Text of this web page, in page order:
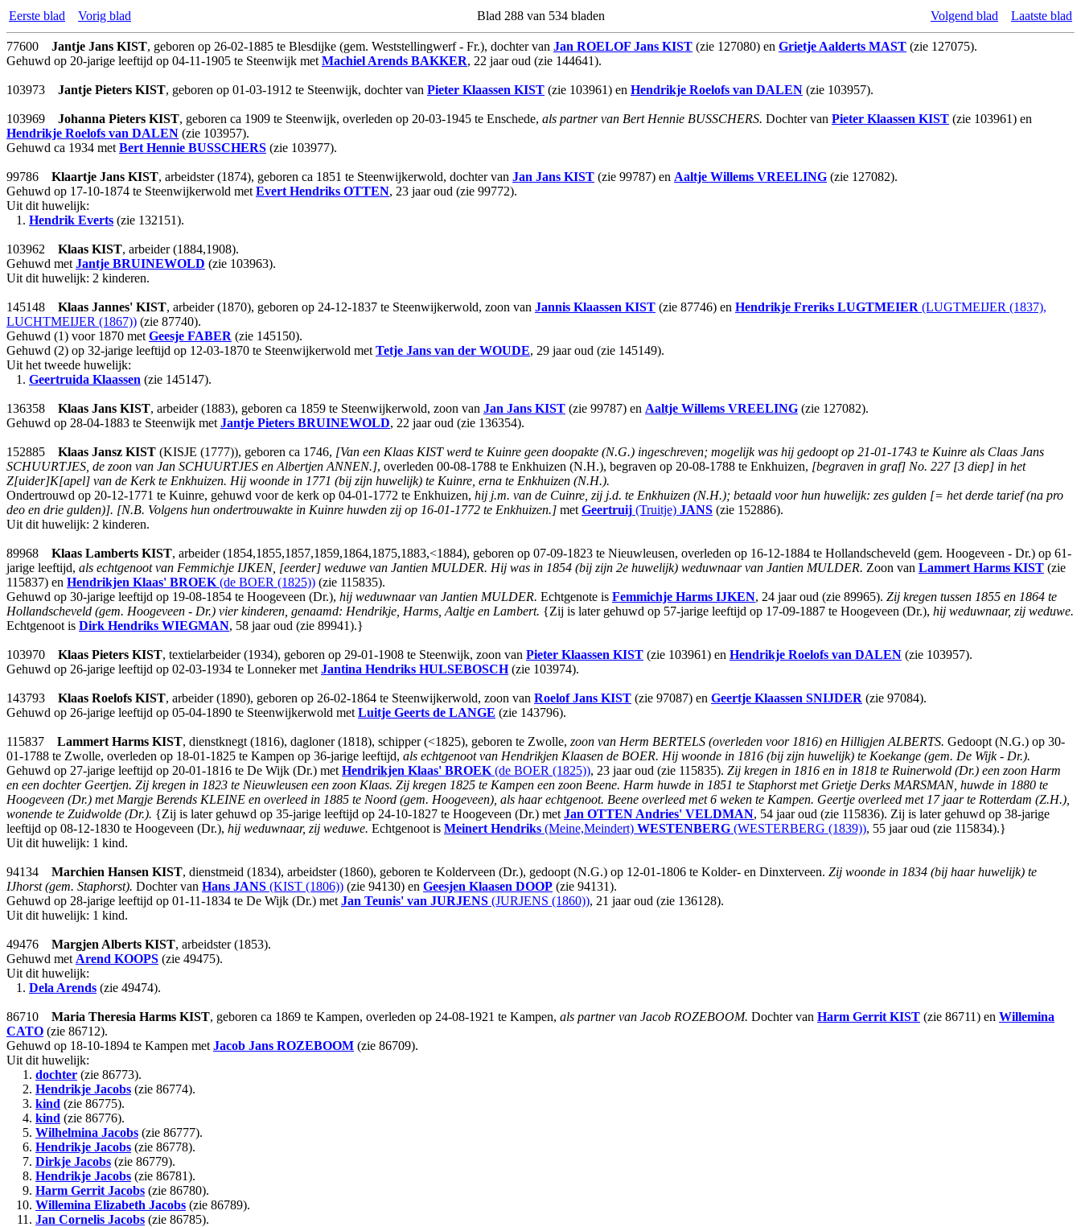
Eerste blad Vorig blad Blad 288 van 534 bladen Volgend blad Laatste blad
77600 Jantje Jans KIST, geboren op 26-02-1885 te Blesdijke (gem. Weststellingwerf - Fr.), dochter van Jan ROELOF Jans KIST (zie 127080) en Grietje Aalderts MAST (zie 127075).
Gehuwd op 20-jarige leeftijd op 04-11-1905 te Steenwijk met Machiel Arends BAKKER, 22 jaar oud (zie 144641).
103973 Jantje Pieters KIST, geboren op 01-03-1912 te Steenwijk, dochter van Pieter Klaassen KIST (zie 103961) en Hendrikje Roelofs van DALEN (zie 103957).
103969 Johanna Pieters KIST, geboren ca 1909 te Steenwijk, overleden op 20-03-1945 te Enschede, als partner van Bert Hennie BUSSCHERS. Dochter van Pieter Klaassen KIST (zie 103961) en
Hendrikje Roelofs van DALEN (zie 103957).
Gehuwd ca 1934 met Bert Hennie BUSSCHERS (zie 103977).
99786 Klaartje Jans KIST, arbeidster (1874), geboren ca 1851 te Steenwijkerwold, dochter van Jan Jans KIST (zie 99787) en Aaltje Willems VREELING (zie 127082).
Gehuwd op 17-10-1874 te Steenwijkerwold met Evert Hendriks OTTEN, 23 jaar oud (zie 99772).
Uit dit huwelijk:
1. Hendrik Everts (zie 132151).
103962 Klaas KIST, arbeider (1884,1908).
Gehuwd met Jantje BRUINEWOLD (zie 103963).
Uit dit huwelijk: 2 kinderen.
145148 Klaas Jannes' KIST, arbeider (1870), geboren op 24-12-1837 te Steenwijkerwold, zoon van Jannis Klaassen KIST (zie 87746) en Hendrikje Freriks LUGTMEIER (LUGTMEIJER (1837),
LUCHTMEIJER (1867)) (zie 87740).
Gehuwd (1) voor 1870 met Geesje FABER (zie 145150).
Gehuwd (2) op 32-jarige leeftijd op 12-03-1870 te Steenwijkerwold met Tetje Jans van der WOUDE, 29 jaar oud (zie 145149).
Uit het tweede huwelijk:
1. Geertruida Klaassen (zie 145147).
136358 Klaas Jans KIST, arbeider (1883), geboren ca 1859 te Steenwijkerwold, zoon van Jan Jans KIST (zie 99787) en Aaltje Willems VREELING (zie 127082).
Gehuwd op 28-04-1883 te Steenwijk met Jantje Pieters BRUINEWOLD, 22 jaar oud (zie 136354).
152885 Klaas Jansz KIST (KISJE (1777)), geboren ca 1746, [Van een Klaas KIST werd te Kuinre geen doopakte (N.G.) ingeschreven; mogelijk was hij gedoopt op 21-01-1743 te Kuinre als Claas Jans
SCHUURTJES, de zoon van Jan SCHUURTJES en Albertjen ANNEN.], overleden 00-08-1788 te Enkhuizen (N.H.), begraven op 20-08-1788 te Enkhuizen, [begraven in graf] No. 227 [3 diep] in het
Z[uider]K[apel] van de Kerk te Enkhuizen. Hij woonde in 1771 (bij zijn huwelijk) te Kuinre, erna te Enkhuizen (N.H.).
Ondertrouwd op 20-12-1771 te Kuinre, gehuwd voor de kerk op 04-01-1772 te Enkhuizen, hij j.m. van de Cuinre, zij j.d. te Enkhuizen (N.H.); betaald voor hun huwelijk: zes gulden [= het derde tarief (na pro
deo en drie gulden)]. [N.B. Volgens hun ondertrouwakte in Kuinre huwden zij op 16-01-1772 te Enkhuizen.] met Geertruij (Truitje) JANS (zie 152886).
Uit dit huwelijk: 2 kinderen.
89968 Klaas Lamberts KIST, arbeider (1854,1855,1857,1859,1864,1875,1883,<1884), geboren op 07-09-1823 te Nieuwleusen, overleden op 16-12-1884 te Hollandscheveld (gem. Hoogeveen - Dr.) op 61-
jarige leeftijd, als echtgenoot van Femmichje IJKEN, [eerder] weduwe van Jantien MULDER. Hij was in 1854 (bij zijn 2e huwelijk) weduwnaar van Jantien MULDER. Zoon van Lammert Harms KIST (zie
115837) en Hendrikjen Klaas' BROEK (de BOER (1825)) (zie 115835).
Gehuwd op 30-jarige leeftijd op 19-08-1854 te Hoogeveen (Dr.), hij weduwnaar van Jantien MULDER. Echtgenote is Femmichje Harms IJKEN, 24 jaar oud (zie 89965). Zij kregen tussen 1855 en 1864 te
Hollandscheveld (gem. Hoogeveen - Dr.) vier kinderen, genaamd: Hendrikje, Harms, Aaltje en Lambert. {Zij is later gehuwd op 57-jarige leeftijd op 17-09-1887 te Hoogeveen (Dr.), hij weduwnaar, zij weduwe.
Echtgenoot is Dirk Hendriks WIEGMAN, 58 jaar oud (zie 89941).}
103970 Klaas Pieters KIST, textielarbeider (1934), geboren op 29-01-1908 te Steenwijk, zoon van Pieter Klaassen KIST (zie 103961) en Hendrikje Roelofs van DALEN (zie 103957).
Gehuwd op 26-jarige leeftijd op 02-03-1934 te Lonneker met Jantina Hendriks HULSEBOSCH(zie 103974).
143793 Klaas Roelofs KIST, arbeider (1890), geboren op 26-02-1864 te Steenwijkerwold, zoon van Roelof Jans KIST (zie 97087) en Geertje Klaassen SNIJDER (zie 97084).
Gehuwd op 26-jarige leeftijd op 05-04-1890 te Steenwijkerwold met Luitje Geerts de LANGE (zie 143796).
115837 Lammert Harms KIST, dienstknegt (1816), dagloner (1818), schipper (<1825), geboren te Zwolle, zoon van Herm BERTELS (overleden voor 1816) en Hilligjen ALBERTS. Gedoopt (N.G.) op 30-
01-1788 te Zwolle, overleden op 18-01-1825 te Kampen op 36-jarige leeftijd, als echtgenoot van Hendrikjen Klaasen de BOER. Hij woonde in 1816 (bij zijn huwelijk) te Koekange (gem. De Wijk - Dr.).
Gehuwd op 27-jarige leeftijd op 20-01-1816 te De Wijk (Dr.) met Hendrikjen Klaas' BROEK (de BOER (1825)), 23 jaar oud (zie 115835). Zij kregen in 1816 en in 1818 te Ruinerwold (Dr.) een zoon Harm
en een dochter Geertjen. Zij kregen in 1823 te Nieuwleusen een zoon Klaas. Zij kregen 1825 te Kampen een zoon Beene. Harm huwde in 1851 te Staphorst met Grietje Derks MARSMAN, huwde in 1880 te
Hoogeveen (Dr.) met Margje Berends KLEINE en overleed in 1885 te Noord (gem. Hoogeveen), als haar echtgenoot. Beene overleed met 6 weken te Kampen. Geertje overleed met 17 jaar te Rotterdam (Z.H.),
wonende te Zuidwolde (Dr.). {Zij is later gehuwd op 35-jarige leeftijd op 24-10-1827 te Hoogeveen (Dr.) met Jan OTTEN Andries' VELDMAN, 54 jaar oud (zie 115836). Zij is later gehuwd op 38-jarige
leeftijd op 08-12-1830 te Hoogeveen (Dr.), hij weduwnaar, zij weduwe. Echtgenoot is Meinert Hendriks (Meine,Meindert) WESTENBERG (WESTERBERG (1839)), 55 jaar oud (zie 115834).}
Uit dit huwelijk: 1 kind.
94134 Marchien Hansen KIST, dienstmeid (1834), arbeidster (1860), geboren te Kolderveen (Dr.), gedoopt (N.G.) op 12-01-1806 te Kolder- en Dinxterveen. Zij woonde in 1834 (bij haar huwelijk) te
IJhorst (gem. Staphorst). Dochter van Hans JANS (KIST (1806)) (zie 94130) en Geesjen Klaasen DOOP (zie 94131).
Gehuwd op 28-jarige leeftijd op 01-11-1834 te De Wijk (Dr.) met Jan Teunis' van JURJENS (JURJENS (1860)), 21 jaar oud (zie 136128).
Uit dit huwelijk: 1 kind.
49476 Margjen Alberts KIST, arbeidster (1853).
Gehuwd met Arend KOOPS (zie 49475).
Uit dit huwelijk:
1. Dela Arends (zie 49474).
86710 Maria Theresia Harms KIST, geboren ca 1869 te Kampen, overleden op 24-08-1921 te Kampen, als partner van Jacob ROZEBOOM. Dochter van Harm Gerrit KIST (zie 86711) en Willemina
CATO (zie 86712).
Gehuwd op 18-10-1894 te Kampen met Jacob Jans ROZEBOOM (zie 86709).
Uit dit huwelijk:
1. dochter (zie 86773).
2. Hendrikje Jacobs (zie 86774).
3. kind (zie 86775).
4. kind (zie 86776).
5. Wilhelmina Jacobs (zie 86777).
6. Hendrikje Jacobs (zie 86778).
7. Dirkje Jacobs (zie 86779).
8. Hendrikje Jacobs (zie 86781).
9. Harm Gerrit Jacobs (zie 86780).
10. Willemina Elizabeth Jacobs (zie 86789).
11. Jan Cornelis Jacobs (zie 86785).